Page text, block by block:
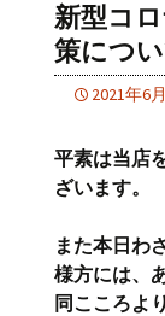
新型コ
策につ
2021年6
平素は当店
ざいます。
また本日わ
様方には、
同 こころよ